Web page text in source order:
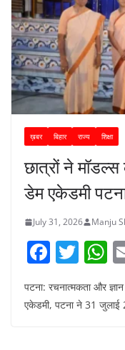
ख़बर बिहार राज्य शिक्षा
छात्रों ने
डेम एकेडमी
July 31, 2026 Manju
F
c
T
itt
पटना: रचनात्मकता और
एकेडमी, पटना ने 31 जुलाई